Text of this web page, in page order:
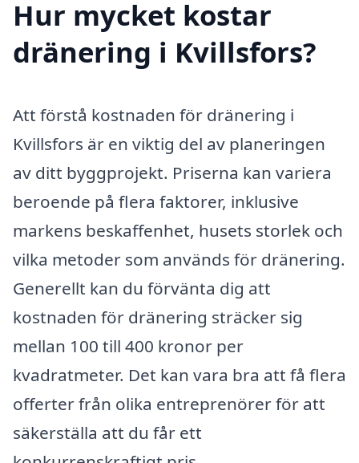
Hur mycket kostar
dränering i Kvillsfors?
Att förstå kostnaden för dränering i
Kvillsfors är en viktig del av planeringen
av ditt byggprojekt. Priserna kan variera
beroende på flera faktorer, inklusive
markens beskaffenhet, husets storlek och
vilka metoder som används för dränering.
Generellt kan du förvänta dig att
kostnaden för dränering sträcker sig
mellan 100 till 400 kronor per
kvadratmeter. Det kan vara bra att få flera
offerter från olika entreprenörer för att
säkerställa att du får ett